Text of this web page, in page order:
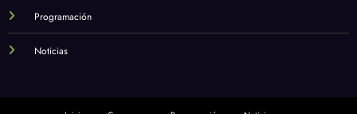
Programación
Noticias